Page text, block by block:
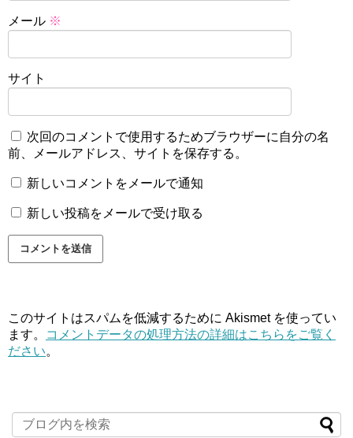
メール ※
サイト
次回のコメントで使用するためブラウザーに自分の名
前、メールアドレス、サイトを保存する。
新しいコメントをメールで通知
新しい投稿をメールで受け取る
このサイトはスパムを低減するために Akismet を使ってい
ます。
コメントデータの処理方法の詳細はこちらをご覧く
ださい。